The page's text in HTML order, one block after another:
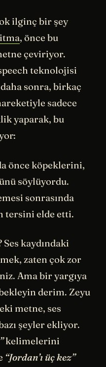
ilginç bir şey
, önce bu
çeviriyor.
teknolojisi
sonra, birkaç
sadece
yaparak, bu
önce köpeklerini,
söylüyordu.
sonrasında
tersini elde etti.
kaydındaki
zaten çok zor
Ama bir yargıya
derim. Zeyu
metne, ses
şeyler ekliyor.
kelimelerini
“Jordan’ı üç kez”